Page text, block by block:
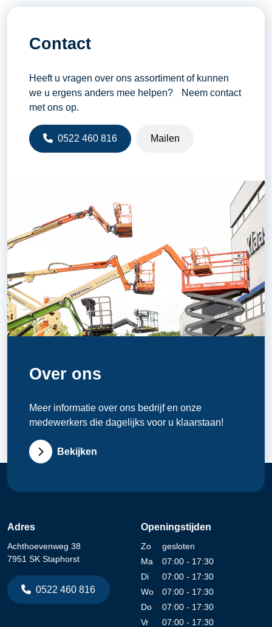
Contact
Heeft u vragen over ons assortiment of kunnen
we u ergens anders mee helpen? Neem contact
met ons op.
0522 460 816 Mailen
Over ons
Meer informatie over ons bedrijf en onze
medewerkers die dagelijks voor u klaarstaan!
Bekijken
Adres
Achthoevenweg 38
7951 SK Staphorst
0522 460 816
Openingstijden
Zo
gesloten
Ma
07:00 - 17:30
Di
07:00 - 17:30
Wo
07:00 - 17:30
Do
07:00 - 17:30
Vr
07:00 - 17:30